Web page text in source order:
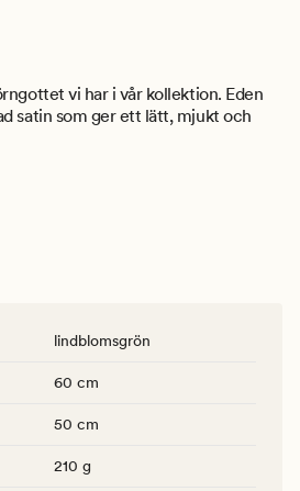
vi har i vår kollektion. Eden
satin som ger ett lätt, mjukt och
lindblomsgrön
60 cm
50 cm
210 g